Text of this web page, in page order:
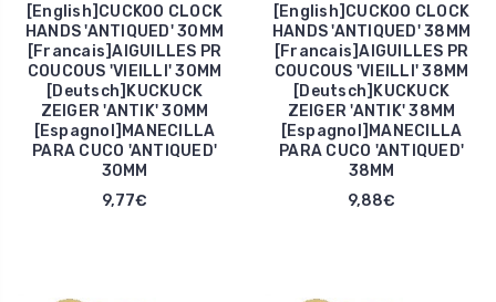
[English]CUCKOO CLOCK
HANDS 'ANTIQUED' 30MM
[Francais]AIGUILLES PR
COUCOUS 'VIEILLI' 30MM
[Deutsch]KUCKUCK
ZEIGER 'ANTIK' 30MM
[Espagnol]MANECILLA
PARA CUCO 'ANTIQUED'
30MM
9,77€
[English]CUCKOO CLOCK
HANDS 'ANTIQUED' 38MM
[Francais]AIGUILLES PR
COUCOUS 'VIEILLI' 38MM
[Deutsch]KUCKUCK
ZEIGER 'ANTIK' 38MM
[Espagnol]MANECILLA
PARA CUCO 'ANTIQUED'
38MM
9,88€